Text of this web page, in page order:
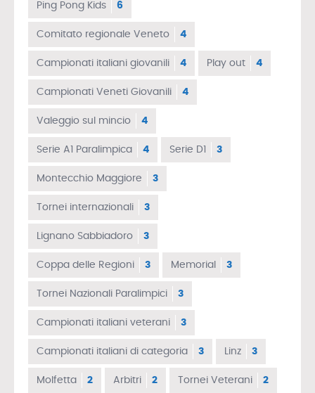
Ping Pong Kids 6
Comitato regionale Veneto 4
Campionati italiani giovanili 4 Play out 4
Campionati Veneti Giovanili 4
Valeggio sul mincio 4
Serie A1 Paralimpica 4 Serie D1 3
Montecchio Maggiore 3
Tornei internazionali 3
Lignano Sabbiadoro 3
Coppa delle Regioni 3 Memorial 3
Tornei Nazionali Paralimpici 3
Campionati italiani veterani 3
Campionati italiani di categoria 3 Linz 3
Molfetta 2 Arbitri 2 Tornei Veterani 2